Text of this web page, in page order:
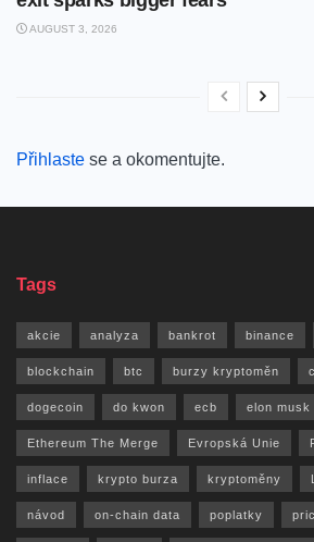
AUGUST 3, 2026
Přihlaste se a okomentujte.
Tags
akcie analyza bankrot binance
blockchain btc burzy kryptoměn
dogecoin do kwon ecb elon musk
Ethereum The Merge Evropská Unie
inflace krypto burza kryptoměny
návod on-chain data poplatky